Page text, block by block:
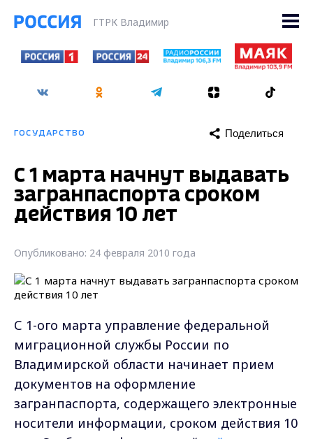
ГТРК Владимир
ГОСУДАРСТВО Поделиться
С 1 марта начнут выдавать
загранпаспорта сроком
действия 10 лет
Опубликовано: 24 февраля 2010 года
С 1-ого марта управление федеральной
миграционной службы России по
Владимирской области начинает прием
документов на оформление
загранпаспорта, содержащего электронные
носители информации, сроком действия 10